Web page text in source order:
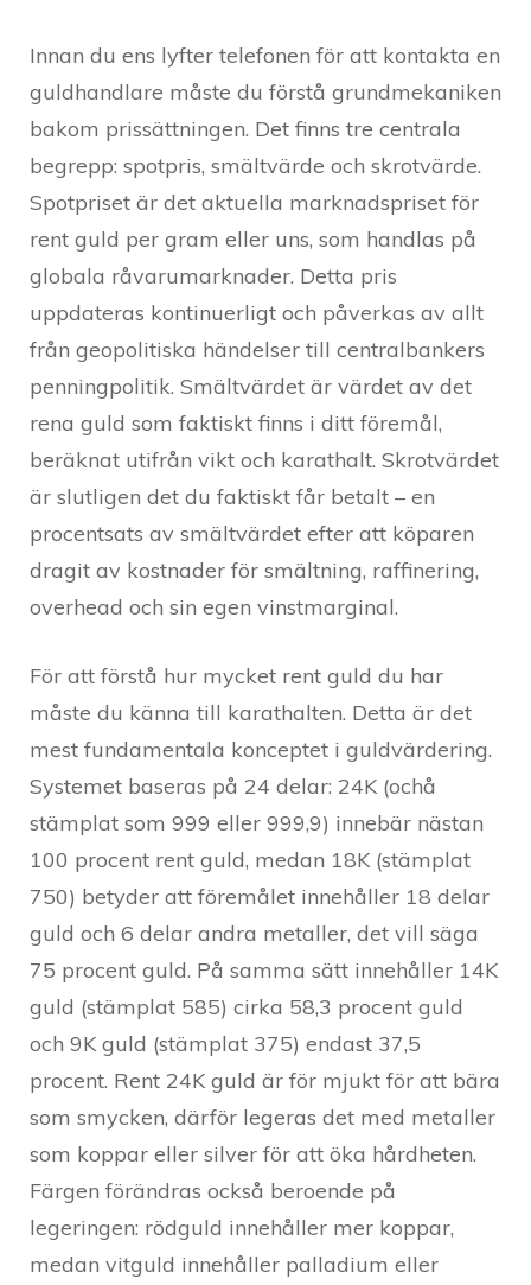
Innan du ens lyfter telefonen för att kontakta en
guldhandlare måste du förstå grundmekaniken
bakom prissättningen. Det finns tre centrala
begrepp: spotpris, smältvärde och skrotvärde.
Spotpriset är det aktuella marknadspriset för
rent guld per gram eller uns, som handlas på
globala råvarumarknader. Detta pris
uppdateras kontinuerligt och påverkas av allt
från geopolitiska händelser till centralbankers
penningpolitik. Smältvärdet är värdet av det
rena guld som faktiskt finns i ditt föremål,
beräknat utifrån vikt och karathalt. Skrotvärdet
är slutligen det du faktiskt får betalt – en
procentsats av smältvärdet efter att köparen
dragit av kostnader för smältning, raffinering,
overhead och sin egen vinstmarginal.
För att förstå hur mycket rent guld du har
måste du känna till karathalten. Detta är det
mest fundamentala konceptet i guldvärdering.
Systemet baseras på 24 delar: 24K (ochå
stämplat som 999 eller 999,9) innebär nästan
100 procent rent guld, medan 18K (stämplat
750) betyder att föremålet innehåller 18 delar
guld och 6 delar andra metaller, det vill säga
75 procent guld. På samma sätt innehåller 14K
guld (stämplat 585) cirka 58,3 procent guld
och 9K guld (stämplat 375) endast 37,5
procent. Rent 24K guld är för mjukt för att bära
som smycken, därför legeras det med metaller
som koppar eller silver för att öka hårdheten.
Färgen förändras också beroende på
legeringen: rödguld innehåller mer koppar,
medan vitguld innehåller palladium eller